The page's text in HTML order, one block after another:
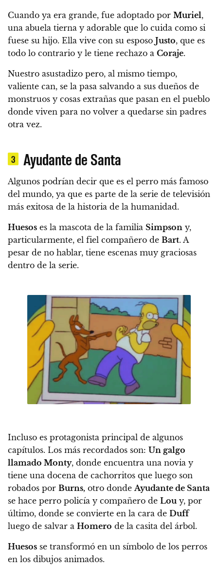
Cuando ya era grande, fue adoptado por Muriel,
una abuela tierna y adorable que lo cuida como si
fuese su hijo. Ella vive con su esposo Justo, que es
todo lo contrario y le tiene rechazo a Coraje.
Nuestro asustadizo pero, al mismo tiempo,
valiente can, se la pasa salvando a sus dueños de
monstruos y cosas extrañas que pasan en el pueblo
donde viven para no volver a quedarse sin padres
otra vez.
3 Ayudante de Santa
Algunos podrían decir que es el perro más famoso
del mundo, ya que es parte de la serie de televisión
más exitosa de la historia de la humanidad.
Huesos es la mascota de la familia Simpson y,
particularmente, el fiel compañero de Bart. A
pesar de no hablar, tiene escenas muy graciosas
dentro de la serie.
Incluso es protagonista principal de algunos
capítulos. Los más recordados son: Un galgo
llamado Monty, donde encuentra una novia y
tiene una docena de cachorritos que luego son
robados por Burns, otro donde Ayudante de Santa
se hace perro policía y compañero de Lou y, por
último, donde se convierte en la cara de Duff
luego de salvar a Homero de la casita del árbol.
Huesos se transformó en un símbolo de los perros
en los dibujos animados.